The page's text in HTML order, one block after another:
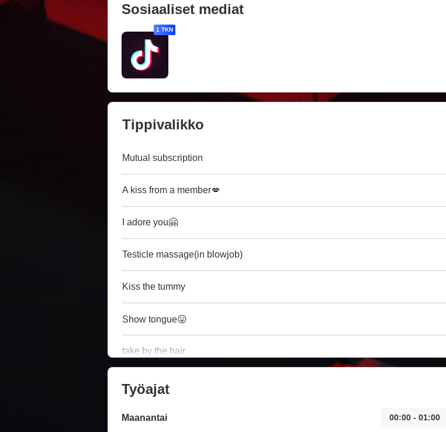
Sosiaaliset mediat
1 TKN
Tippivalikko
Mutual subscription
A kiss from a member💋
I adore you🤗
Testicle massage(in blowjob)
Kiss the tummy
Show tongue😛
take by the hair
Työajat
Maanantai 00:00 - 01:00